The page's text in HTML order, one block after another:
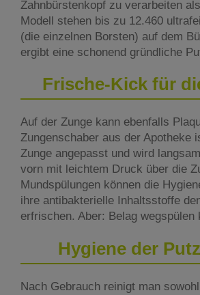
Zahnbürstenkopf zu verarbeiten
Modell stehen bis zu 12.460
(die einzelnen Borsten) auf dem
ergibt eine schonend gründliche
Frische-Kick für
Auf der Zunge kann ebenfalls
Zungenschaber aus der Apotheke
Zunge angepasst und wird
vorn mit leichtem Druck über die
Mundspülungen können die
ihre antibakterielle Inhaltsstoffe
erfrischen. Aber: Belag wegspülen
Hygiene der
Nach Gebrauch reinigt man